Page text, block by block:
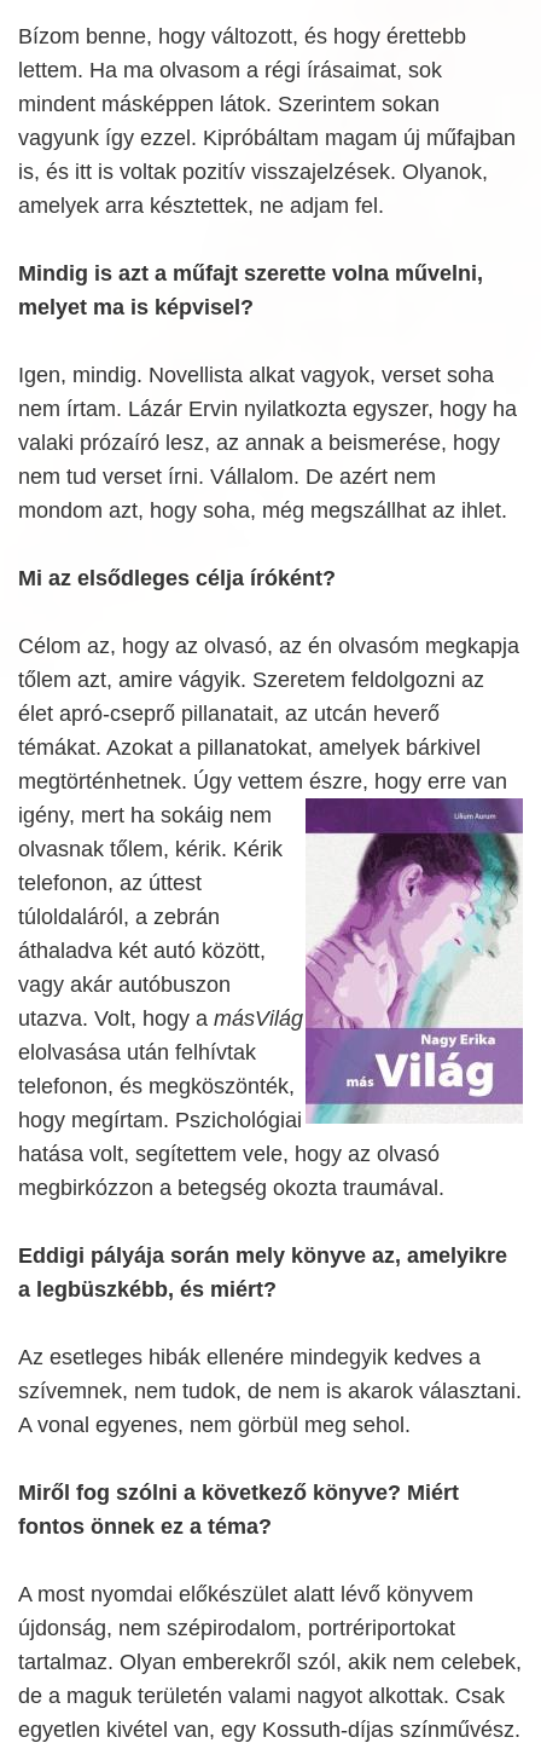
Bízom benne, hogy változott, és hogy érettebb
lettem. Ha ma olvasom a régi írásaimat, sok
mindent másképpen látok. Szerintem sokan
vagyunk így ezzel. Kipróbáltam magam új műfajban
is, és itt is voltak pozitív visszajelzések. Olyanok,
amelyek arra késztettek, ne adjam fel.
Mindig is azt a műfajt szerette volna művelni,
melyet ma is képvisel?
Igen, mindig. Novellista alkat vagyok, verset soha
nem írtam. Lázár Ervin nyilatkozta egyszer, hogy ha
valaki prózaíró lesz, az annak a beismerése, hogy
nem tud verset írni. Vállalom. De azért nem
mondom azt, hogy soha, még megszállhat az ihlet.
Mi az elsődleges célja íróként?
Célom az, hogy az olvasó, az én olvasóm megkapja
tőlem azt, amire vágyik. Szeretem feldolgozni az
élet apró-cseprő pillanatait, az utcán heverő
témákat. Azokat a pillanatokat, amelyek bárkivel
megtörténhetnek. Úgy vettem észre, hogy erre van
igény, mert ha sokáig nem
olvasnak tőlem, kérik. Kérik
telefonon, az úttest
túloldaláról, a zebrán
áthaladva két autó között,
vagy akár autóbuszon
utazva. Volt, hogy a másVilág
elolvasása után felhívtak
telefonon, és megköszönték,
hogy megírtam. Pszichológiai
hatása volt, segítettem vele, hogy az olvasó
megbirkózzon a betegség okozta traumával.
Eddigi pályája során mely könyve az, amelyikre
a legbüszkébb, és miért?
Az esetleges hibák ellenére mindegyik kedves a
szívemnek, nem tudok, de nem is akarok választani.
A vonal egyenes, nem görbül meg sehol.
Miről fog szólni a következő könyve? Miért
fontos önnek ez a téma?
A most nyomdai előkészület alatt lévő könyvem
újdonság, nem szépirodalom, portrériportokat
tartalmaz. Olyan emberekről szól, akik nem celebek,
de a maguk területén valami nagyot alkottak. Csak
egyetlen kivétel van, egy Kossuth-díjas színművész.